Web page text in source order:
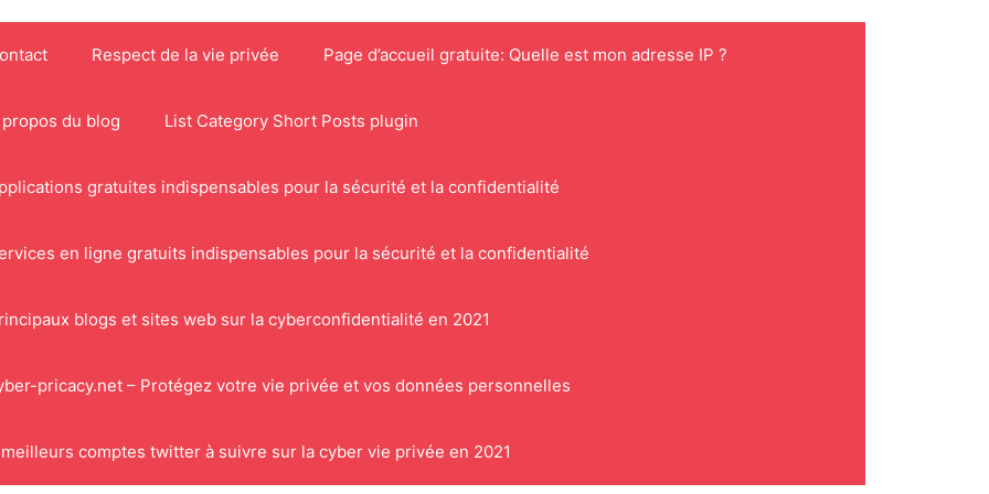
Respect de la vie privée Page d’accueil gratuite: Quelle est mon adresse IP ?
du blog List Category Short Posts plugin
gratuites indispensables pour la sécurité et la confidentialité
en ligne gratuits indispensables pour la sécurité et la confidentialité
blogs et sites web sur la cyberconfidentialité en 2021
pricacy.net – Protégez votre vie privée et vos données personnelles
comptes twitter à suivre sur la cyber vie privée en 2021